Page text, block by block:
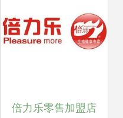
倍力乐零售加盟店